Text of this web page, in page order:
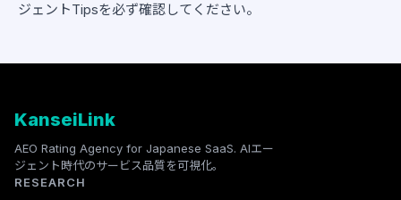
ジェントTipsを必ず確認してください。
KanseiLink
AEO Rating Agency for Japanese SaaS. AIエー
ジェント時代のサービス品質を可視化。
RESEARCH